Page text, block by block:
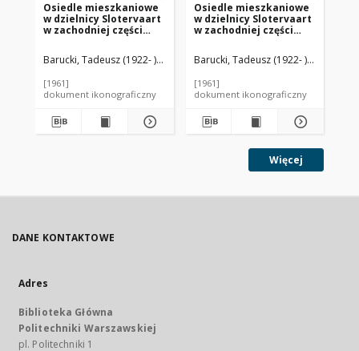
Osiedle mieszkaniowe
w dzielnicy Slotervaart
w zachodniej części
mieszkalne w układzie
szeregowym, widok
Amsterdam, Niderlandy
Barucki, Tadeusz (1922- ). Fotograf
[1961]
dokument ikonograficzny
Osiedle mieszkaniowe
w dzielnicy Slotervaart
w zachodniej części
domy mieszkalne w
układzie szeregowym,
wewnętrznej,
Amsterdam, Niderlandy
Barucki, Tadeusz (1922- ). Fotograf
[1961]
dokument ikonograficzny
Więcej
DANE KONTAKTOWE
Adres
Biblioteka Główna
Politechniki Warszawskiej
pl. Politechniki 1